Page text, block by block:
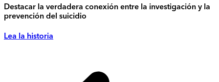
Destacar la verdadera conexión entre la investigación y la
prevención del suicidio
Lea la historia